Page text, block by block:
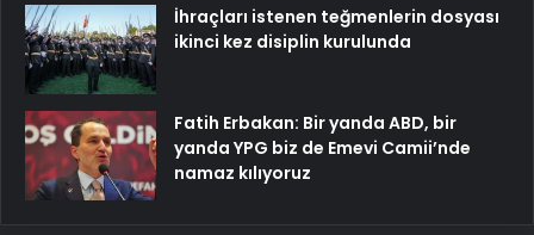
İhraçları istenen teğmenlerin dosyası
ikinci kez disiplin kurulunda
Fatih Erbakan: Bir yanda ABD, bir
yanda YPG biz de Emevi Camii’nde
namaz kılıyoruz